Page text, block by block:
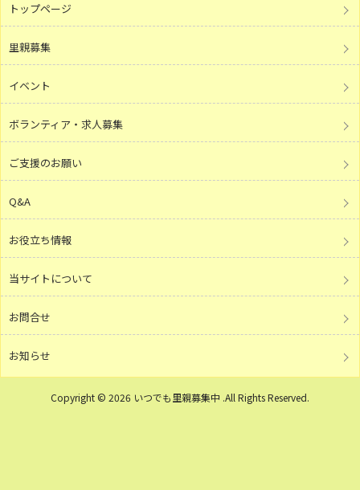
トップページ
里親募集
イベント
ボランティア・求人募集
ご支援のお願い
Q&A
お役立ち情報
当サイトについて
お問合せ
お知らせ
Copyright © 2026 いつでも里親募集中 .All Rights Reserved.